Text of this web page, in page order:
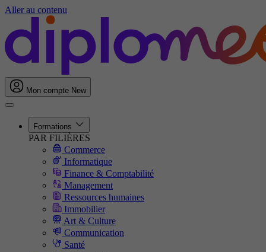
Aller au contenu
Mon compte New
Formations
PAR FILIÈRES
Commerce
Informatique
Finance & Comptabilité
Management
Ressources humaines
Immobilier
Art & Culture
Communication
Santé